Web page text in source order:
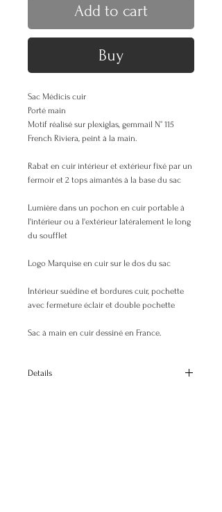
Add to cart
Buy
Sac Médicis cuir
Porté main
Motif réalisé sur plexiglas, gemmail N° 115
French Riviera, peint à la main.
Rabat en cuir intérieur et extérieur fixé par un
fermoir et 2 tops aimantés à la base du sac
Lumière dans un pochon en cuir portable à
l'intérieur ou à l'extérieur latéralement le long
du soufflet
Logo Marquise en cuir sur le dos du sac
Intérieur suédine et bordures cuir, pochette
avec fermeture éclair et double pochette
Sac à main en cuir dessiné en France.
Details